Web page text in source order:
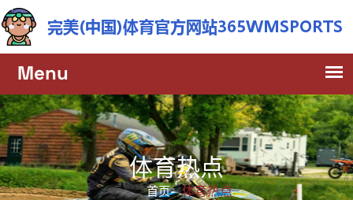
体育热点
首页- 体育热点